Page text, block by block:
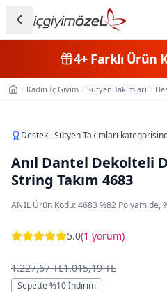
Kategorileri
Erkek
Çocuk
Fantazi
Beden
Markalar
4+Farklı Ürün
Ana SayfaKadın İç Giyim Sütyen Takımları
Destekli Sütyen Takımları
Anıl Dantel Dekolteli
String Takım 4683
ANIL·Ürün Kodu:4683·%82 Polyamide,
5.0(1 yorum)
1.227,67 TL1.015,19 TL
Sepette %10İndirim